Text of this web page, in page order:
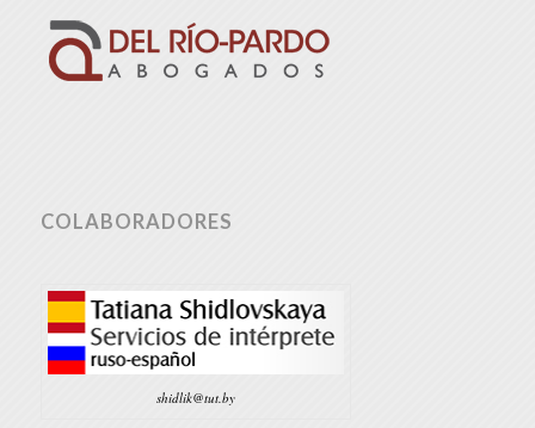
COLABORADORES
shidlik@tut.by